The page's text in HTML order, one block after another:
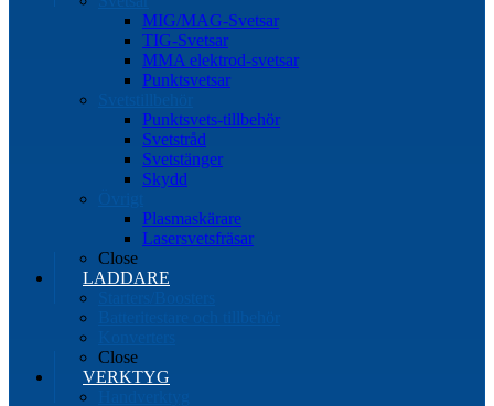
MIG/MAG-Svetsar
TIG-Svetsar
MMA elektrod-svetsar
Punktsvetsar
Punktsvets-tillbehör
Svetstråd
Svetstänger
Skydd
Plasmaskärare
Lasersvetsfräsar
Close
LADDARE
Close
VERKTYG